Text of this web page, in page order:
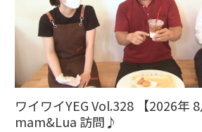
ワイワイYEG Vol.328 【2026年 8
mam&Lua 訪問♪